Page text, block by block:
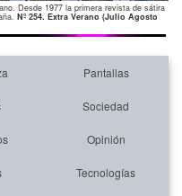
Desde 1977 la primera revista de sátira
Nº 254. Extra Verano (Julio Agosto
Pantallas
Sociedad
Opinión
Tecnologías